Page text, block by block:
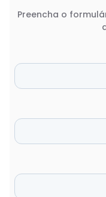
Preencha o